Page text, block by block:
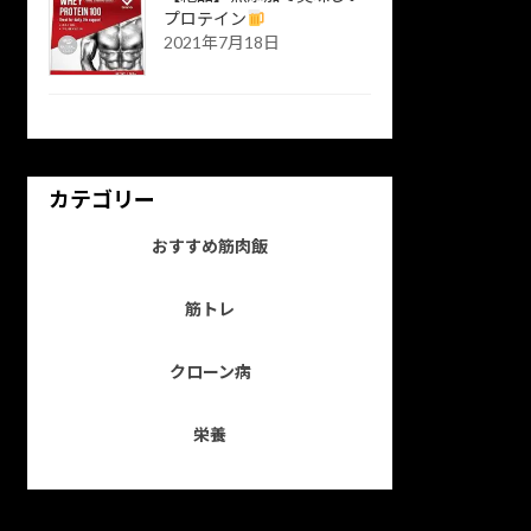
プロテイン
2021年7月18日
カテゴリー
おすすめ筋肉飯
筋トレ
クローン病
栄養